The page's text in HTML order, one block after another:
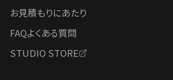
お見積もりにあたり
FAQよくある質問
STUDIO STORE